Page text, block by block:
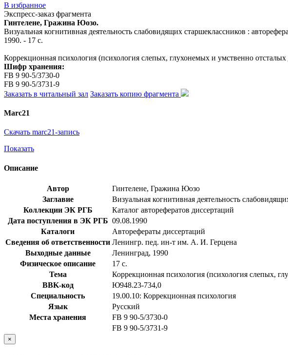
В избранное
Экспресс-заказ фрагмента
Гинтелене, Гражина Юозо.
Визуальная когнитивная деятельность слабовидящих старшеклассников :
1990. - 17 с.
Коррекционная психология (психология слепых, глухонемых и умственно отсталых
Шифр хранения:
FB 9 90-5/3730-0
FB 9 90-5/3731-9
Заказать в читальный зал Заказать копию фрагмента
Marc21
Скачать marc21-запись
Показать
Описание
Автор
Гинтелене, Гражина Юозо
Заглавие
Визуальная когнитивная деятельность
Коллекции ЭК РГБ
Каталог авторефератов диссертаций
Дата поступления в ЭК РГБ 09.08.1990
Каталоги
Авторефераты диссертаций
Сведения об ответственности Ленингр. пед. ин-т им. А. И. Герцена
Выходные данные
Ленинград, 1990
Физическое описание
17 с.
Тема
Коррекционная психология (психология слепых,
BBK-код
Ю948.23-734,0
Специальность
19.00.10: Коррекционная психология
Язык
Русский
Места хранения
FB 9 90-5/3730-0
FB 9 90-5/3731-9
×